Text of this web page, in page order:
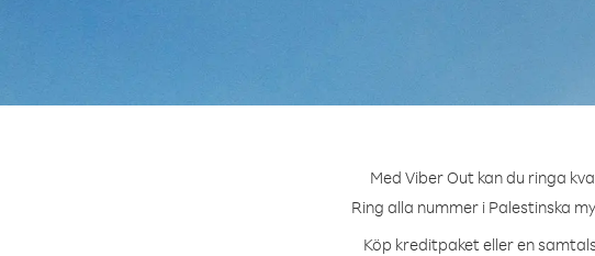
Med Viber Out kan du ringa
Ring alla nummer i Palestinska
Köp kreditpaket eller en